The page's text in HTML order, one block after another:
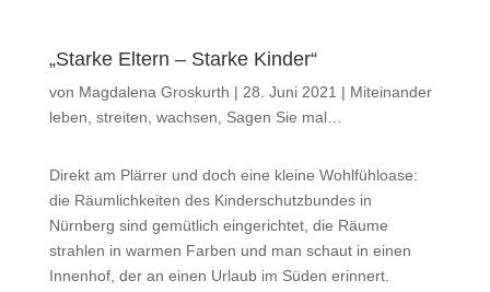
„Starke Eltern – Starke Kinder“
von Magdalena Groskurth | 28. Juni 2021 | Miteinander
leben, streiten, wachsen
Sagen Sie mal…
Direkt am Plärrer und doch eine kleine Wohlfühloase:
die Räumlichkeiten des Kinderschutzbundes in
Nürnberg sind gemütlich eingerichtet, die Räume
strahlen in warmen Farben und man schaut in einen
Innenhof, der an einen Urlaub im Süden erinnert.